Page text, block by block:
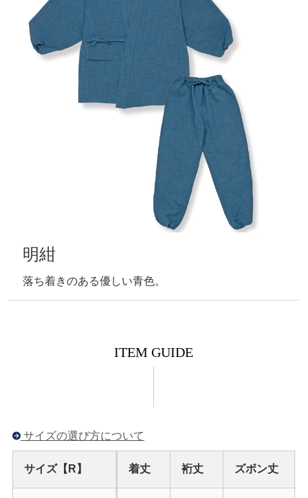
明紺
落ち着きのある優しい青色。
ITEM GUIDE
サイズの選び方について
サイズ【R】 着丈 裄丈 ズボン丈